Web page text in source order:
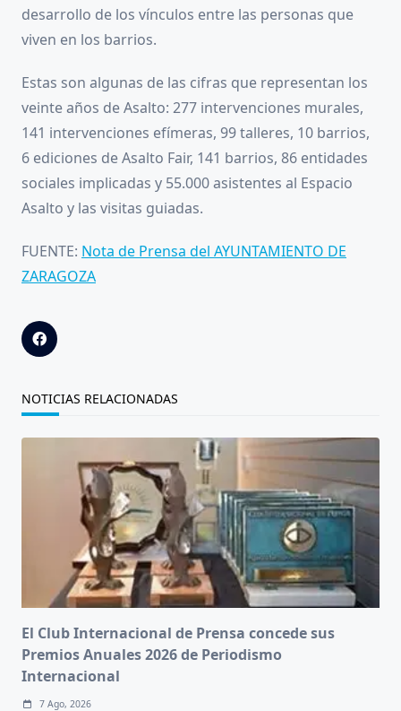
desarrollo de los vínculos entre las personas que
viven en los barrios.
Estas son algunas de las cifras que representan los
veinte años de Asalto: 277 intervenciones murales,
141 intervenciones efímeras, 99 talleres, 10 barrios,
6 ediciones de Asalto Fair, 141 barrios, 86 entidades
sociales implicadas y 55.000 asistentes al Espacio
Asalto y las visitas guiadas.
FUENTE: Nota de Prensa del AYUNTAMIENTO DE
ZARAGOZA
NOTICIAS RELACIONADAS
El Club Internacional de Prensa concede sus
Premios Anuales 2026 de Periodismo
Internacional
7 Ago, 2026